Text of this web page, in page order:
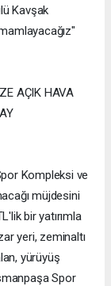
Kavşak
AÇIK HAVA
Kompleksi ve
müjdesini
bir yatırımla
yeri, zeminaltı
yürüyüş
Spor